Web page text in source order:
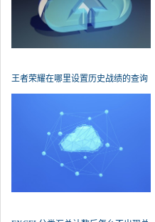
王者荣耀在哪里设置历史战绩的查询